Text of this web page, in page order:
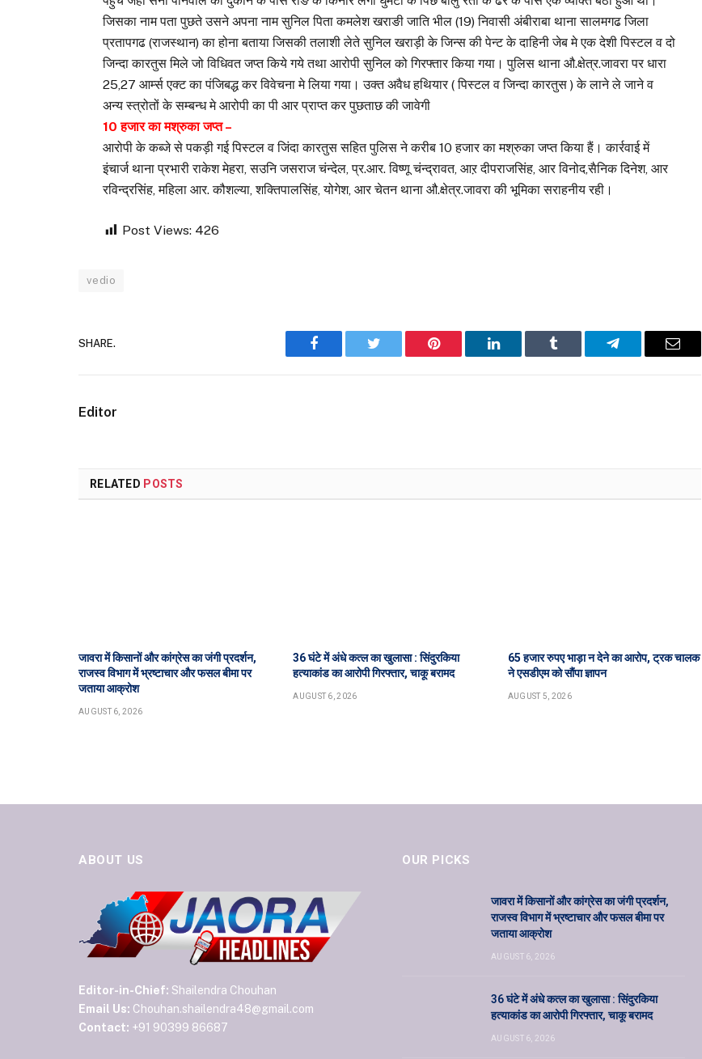
जिसका नाम पता पुछते उसने अपना नाम सुनिल पिता कमलेश खराङी जाति भील (19) निवासी अंबीराबा थाना सालमगढ जिला
प्रतापगढ (राजस्थान) का होना बताया जिसकी तलाशी लेते सुनिल खराड़ी के जिन्स की पेन्ट के दाहिनी जेब मे एक देशी पिस्टल व दो
जिन्दा कारतुस मिले जो विधिवत जप्त किये गये तथा आरोपी सुनिल को गिरफ्तार किया गया। पुलिस थाना औ.क्षेत्र.जावरा पर धारा
25,27 आर्म्स एक्ट का पंजिबद्ध कर विवेचना मे लिया गया। उक्त अवैध हथियार ( पिस्टल व जिन्दा कारतुस ) के लाने ले जाने व
अन्य स्त्रोतों के सम्बन्ध मे आरोपी का पी आर प्राप्त कर पुछताछ की जावेगी
10 हजार का मश्रुका जप्त –
आरोपी के कब्जे से पकड़ी गई पिस्टल व जिंदा कारतुस सहित पुलिस ने करीब 10 हजार का मश्रुका जप्त किया हैं। कार्रवाई में
इंचार्ज थाना प्रभारी राकेश मेहरा, सउनि जसराज चंन्देल, प्र.आर. विष्णू चंन्द्रावत, आऱ दीपराजसिंह, आर विनोद,सैनिक दिनेश, आर
रविन्द्रसिंह, महिला आर. कौशल्या, शक्तिपालसिंह, योगेश, आर चेतन थाना औ.क्षेत्र.जावरा की भूमिका सराहनीय रही।
Post Views: 426
vedio
SHARE.
Facebook Twitter Pinterest LinkedIn Tumblr Telegram Email
Editor
RELATED POSTS
जावरा में किसानों और कांग्रेस का जंगी प्रदर्शन,
राजस्व विभाग में भ्रष्टाचार और फसल बीमा पर
जताया आक्रोश
AUGUST 6, 2026
36 घंटे में अंधे कत्ल का खुलासा : सिंदुरकिया
हत्याकांड का आरोपी गिरफ्तार, चाकू बरामद
AUGUST 6, 2026
65 हजार रुपए भाड़ा न देने का आरोप, ट्रक चालक
ने एसडीएम को सौंपा ज्ञापन
AUGUST 5, 2026
ABOUT US
Editor-in-Chief: Shailendra Chouhan
Email Us: Chouhan.shailendra48@gmail.com
Contact: +91 90399 86687
OUR PICKS
जावरा में किसानों और कांग्रेस का जंगी प्रदर्शन,
राजस्व विभाग में भ्रष्टाचार और फसल बीमा पर
जताया आक्रोश
AUGUST 6, 2026
36 घंटे में अंधे कत्ल का खुलासा : सिंदुरकिया
हत्याकांड का आरोपी गिरफ्तार, चाकू बरामद
AUGUST 6, 2026